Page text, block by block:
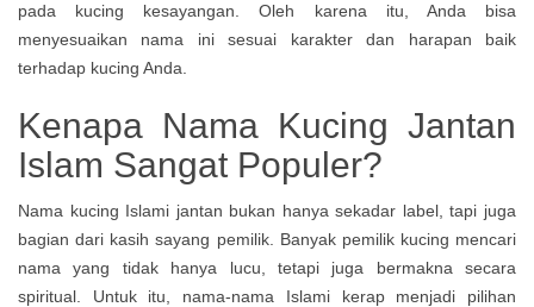
pada kucing kesayangan. Oleh karena itu, Anda bisa
menyesuaikan nama ini sesuai karakter dan harapan baik
terhadap kucing Anda.
Kenapa Nama Kucing Jantan
Islam Sangat Populer?
Nama kucing Islami jantan bukan hanya sekadar label, tapi juga
bagian dari kasih sayang pemilik. Banyak pemilik kucing mencari
nama yang tidak hanya lucu, tetapi juga bermakna secara
spiritual. Untuk itu, nama-nama Islami kerap menjadi pilihan